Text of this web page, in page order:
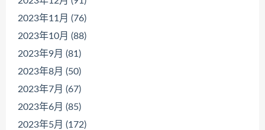
2023年11月 (76)
2023年10月 (88)
2023年9月 (81)
2023年8月 (50)
2023年7月 (67)
2023年6月 (85)
2023年5月 (172)